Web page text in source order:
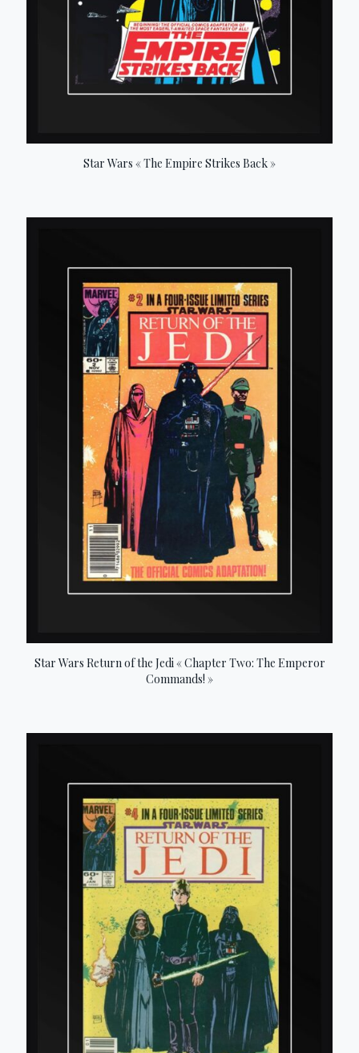
Star Wars « The Empire Strikes Back »
Star Wars Return of the Jedi « Chapter Two: The Emperor
Commands! »